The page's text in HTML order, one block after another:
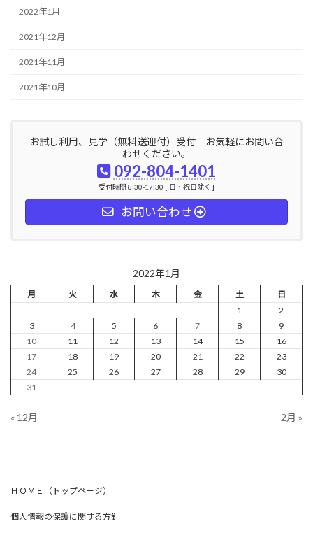
2022年1月
2021年12月
2021年11月
2021年10月
お試し利用、見学（無料送迎付）受付 お気軽にお問い合
わせください。
092-804-1401
受付時間 8:30-17:30 [ 日・祝日除く ]
お問い合わせ
2022年1月
月 火 水 木 金 土
日
1
2
3
4 5 6 7 8
9
10
11 12 13 14 15
16
17
18 19 20 21 22
23
24
25 26 27 28 29
30
31
« 12月 2月 »
ＨＯＭＥ（トップページ）
個人情報の保護に関する方針